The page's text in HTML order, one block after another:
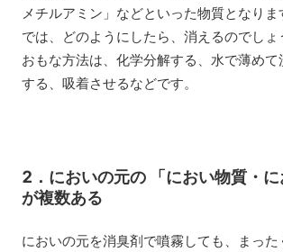
メチルアミン」などといった物質となりま
では、どのようにしたら、消えるのでしょ
おもな方法は、化学分解する、水で薄め
する、吸着させるなどです。
2．においの元の 「におい物質・に
が複数ある
においの元を消臭剤で噴霧しても、まった